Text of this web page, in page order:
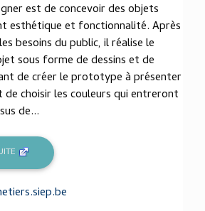
est de concevoir des objets
esthétique et fonctionnalité. Après
besoins du public, il réalise le
sous forme de dessins et de
de créer le prototype à présenter
choisir les couleurs qui entreront
de...